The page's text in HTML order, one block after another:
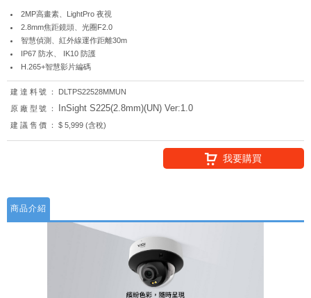
2MP高畫素、LightPro 夜視
2.8mm焦距鏡頭、光圈F2.0
智慧偵測、紅外線運作距離30m
IP67 防水、 IK10 防護
H.265+智慧影片編碼
建達料號：
DLTPS22528MMUN
原廠型號：
InSight S225(2.8mm)(UN) Ver:1.0
建議售價： $ 5,999 (含稅)
我要購買
商品介紹